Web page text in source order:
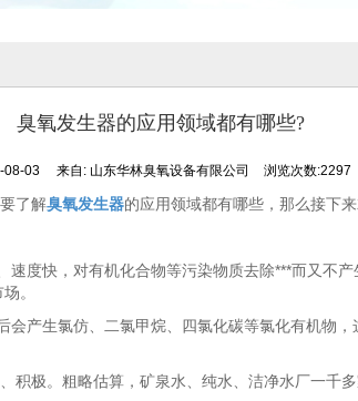
臭氧发生器的应用领域都有哪些?
08-03 来自: 山东华林臭氧设备有限公司 浏览次数:2297
了解臭氧发生器的应用领域都有哪些，那么接下
度快，对有机化合物等污染物质去除***而又不产
。
产生氯仿、二氯甲烷、四氯化碳等氯化有机物，
极。粗略估算，矿泉水、纯水、洁净水厂一千多